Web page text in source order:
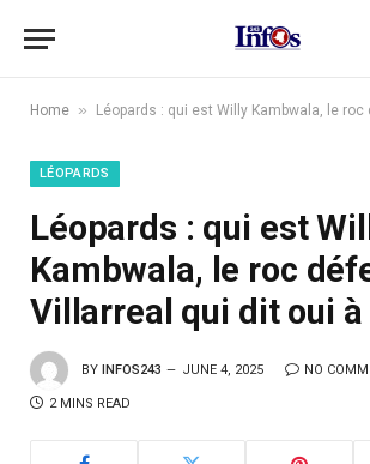
Home » Léopards : qui est Willy Kambwala, le roc défensif de
LÉOPARDS
Léopards : qui est
Kambwala, le roc
Villarreal qui dit oui à
BY INFOS243 JUNE 4, 2025 NO
2 MINS READ